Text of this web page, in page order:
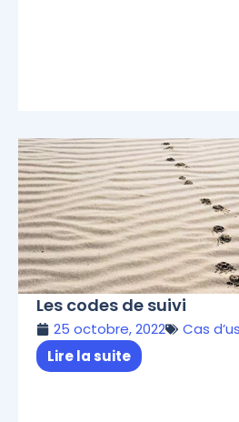
Les codes de suivi
25 octobre, 2022
Cas
Lire la suite